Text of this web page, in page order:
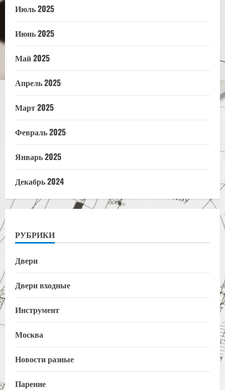
Июль 2025
Июнь 2025
Май 2025
Апрель 2025
Март 2025
Февраль 2025
Январь 2025
Декабрь 2024
РУБРИКИ
Двери
Двери входные
Инструмент
Москва
Новости разные
Парение